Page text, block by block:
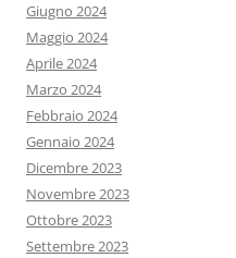
Giugno 2024
Maggio 2024
Aprile 2024
Marzo 2024
Febbraio 2024
Gennaio 2024
Dicembre 2023
Novembre 2023
Ottobre 2023
Settembre 2023